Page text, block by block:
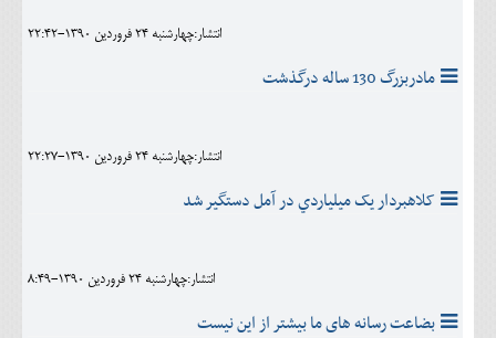
انتشار:چهارشنبه 24 فروردين 1390-22:42
مادربزرگ 130 ساله درگذشت
انتشار:چهارشنبه 24 فروردين 1390-22:27
کلاهبردار يک ميلياردي در آمل دستگير شد
انتشار:چهارشنبه 24 فروردين 1390-8:49
بضاعت رسانه های ما بیشتر از این نیست